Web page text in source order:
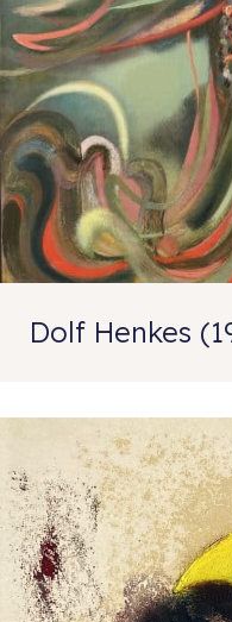
Dolf Henkes